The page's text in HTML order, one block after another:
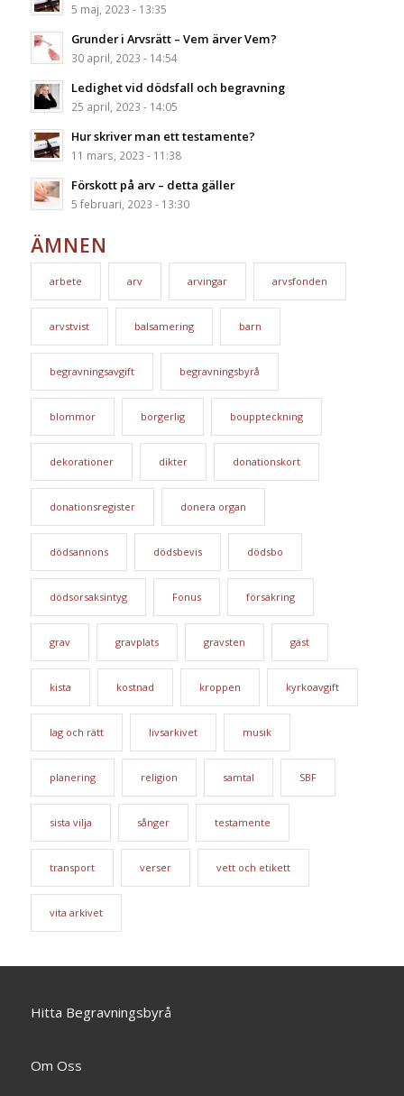
5 maj, 2023 - 13:35
Grunder i Arvsrätt – Vem ärver Vem?
30 april, 2023 - 14:54
Ledighet vid dödsfall och begravning
25 april, 2023 - 14:05
Hur skriver man ett testamente?
11 mars, 2023 - 11:38
Förskott på arv – detta gäller
5 februari, 2023 - 13:30
ÄMNEN
arbete arv arvingar arvsfonden
arvstvist balsamering barn
begravningsavgift begravningsbyrå
blommor borgerlig bouppteckning
dekorationer dikter donationskort
donationsregister donera organ
dödsannons dödsbevis dödsbo
dödsorsaksintyg Fonus försäkring
grav gravplats gravsten gäst
kista kostnad kroppen kyrkoavgift
lag och rätt livsarkivet musik
planering religion samtal SBF
sista vilja sånger testamente
transport verser vett och etikett
vita arkivet
Hitta Begravningsbyrå
Om Oss